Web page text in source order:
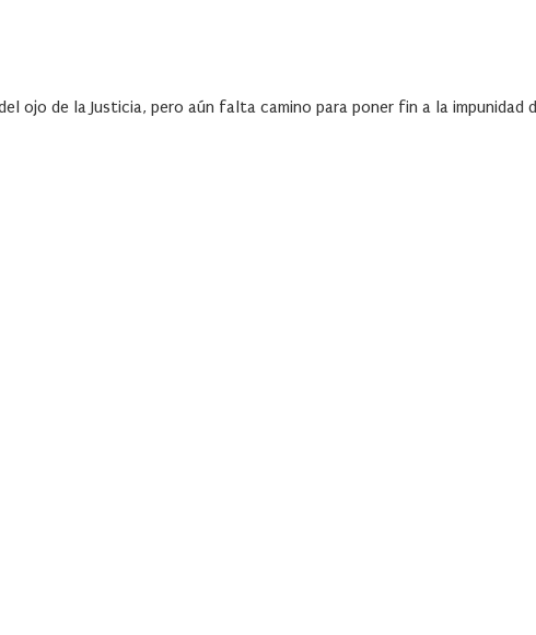
ojo de la Justicia, pero aún falta camino para poner fin a la impunidad